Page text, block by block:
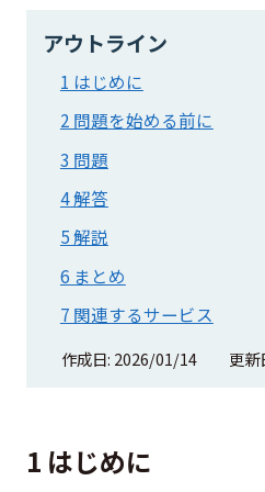
アウトライン
1 はじめに
2 問題を始める前に
3 問題
4 解答
5 解説
6 まとめ
7 関連するサービス
作成日: 2026/01/14 更新
1 はじめに